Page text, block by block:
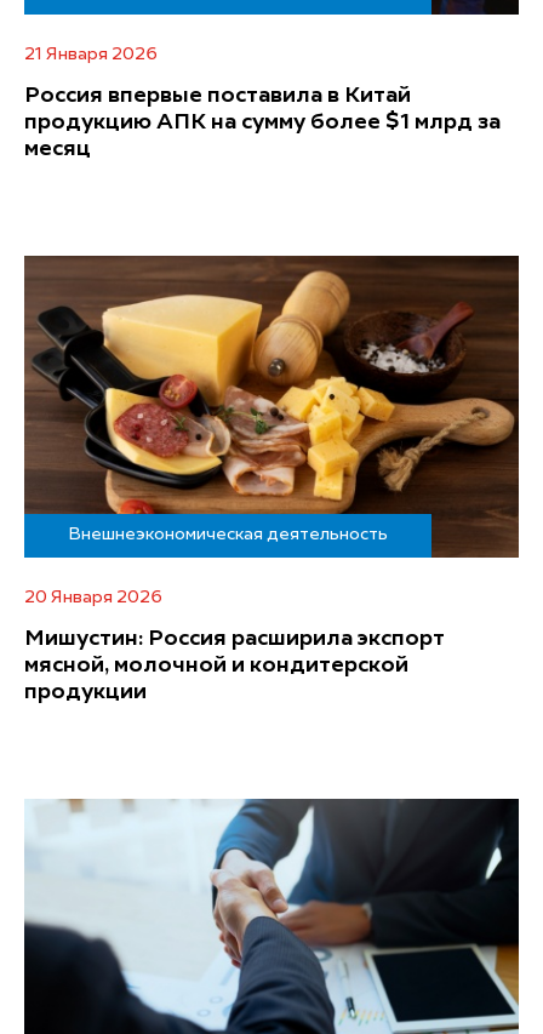
21 Января 2026
Россия впервые поставила в Китай
продукцию АПК на сумму более $1 млрд за
месяц
Внешнеэкономическая деятельность
20 Января 2026
Мишустин: Россия расширила экспорт
мясной, молочной и кондитерской
продукции